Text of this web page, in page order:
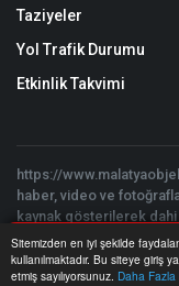
Sitemizden en iyi şekilde
kullanılmaktadır. Bu siteye giriş
etmiş sayılıyorsunuz. Daha Fazla
Taziyeler
Yol Trafik Durumu
Etkinlik Takvimi
https://
haber, video ve
kaynak gösterilerek dahi
Copyright © 2026 Malatya
Onemsoft
Anasayfa Yazarlar